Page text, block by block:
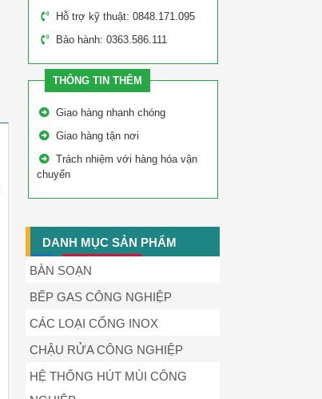
Hỗ trợ kỹ thuật: 0848.171.095
Bảo hành: 0363.586.111
THÔNG TIN THÊM
Giao hàng nhanh chóng
Giao hàng tận nơi
Trách nhiệm với hàng hóa vận
chuyển
DANH MỤC SẢN PHẨM
BÀN SOẠN
BẾP GAS CÔNG NGHIỆP
CÁC LOẠI CỔNG INOX
CHẬU RỬA CÔNG NGHIỆP
HỆ THỐNG HÚT MÙI CÔNG